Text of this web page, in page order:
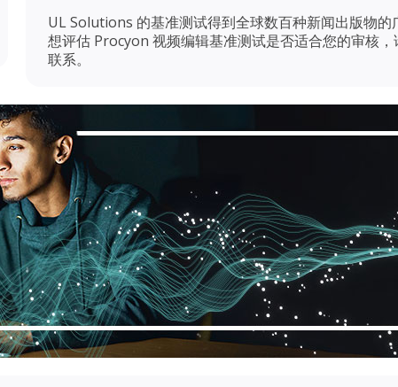
UL Solutions 的基准测试得到全球数百种新闻出版物的
想评估 Procyon 视频编辑基准测试是否适合您的审核
联系。